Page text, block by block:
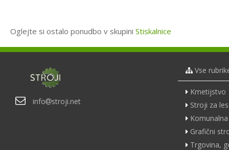
Oglejte si ostalo ponudbo v skupini Stiskalnice
info stroji.net
Vse
Kmetijstvo
Stroji za les
Grafični
Trgovina,